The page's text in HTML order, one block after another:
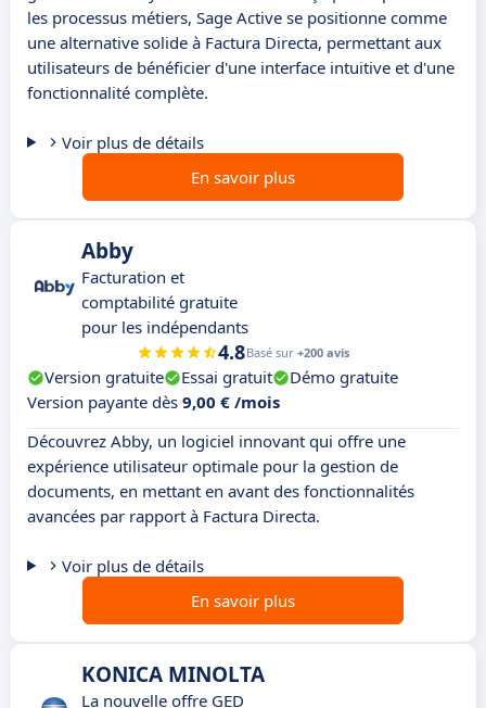
les processus métiers, Sage Active se positionne comme
une alternative solide à Factura Directa, permettant aux
utilisateurs de bénéficier d'une interface intuitive et d'une
fonctionnalité complète.
Voir plus de détails
En savoir plus
Abby
Facturation et
comptabilité gratuite
pour les indépendants
4.8Basé sur +200 avis
Version gratuite Essai gratuit
Démo gratuite
Version payante dès 9,00 € /mois
Découvrez Abby, un logiciel innovant qui offre une
expérience utilisateur optimale pour la gestion de
documents, en mettant en avant des fonctionnalités
avancées par rapport à Factura Directa.
Voir plus de détails
En savoir plus
KONICA MINOLTA
La nouvelle offre GED